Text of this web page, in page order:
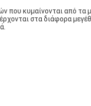
που κυμαίνονται από τα
στα διάφορα